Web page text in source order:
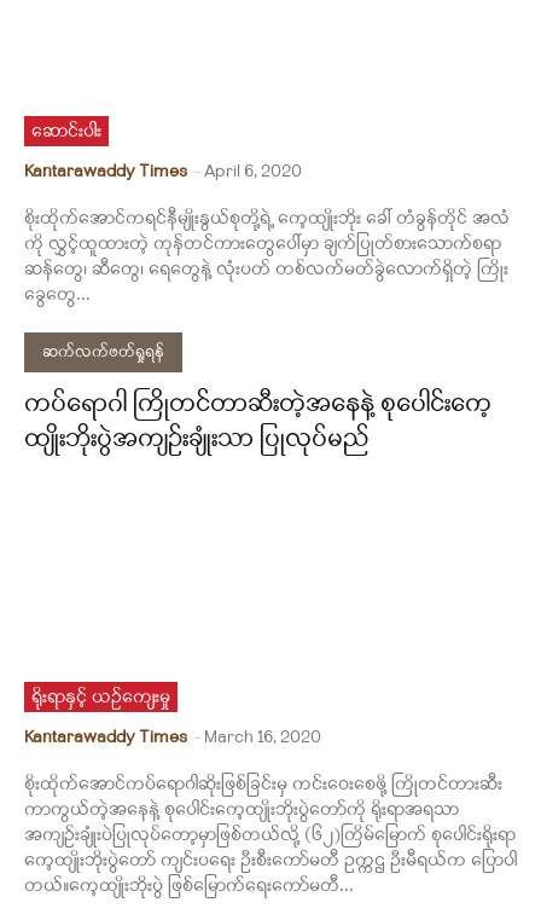
ဆောင်းပါး
Kantarawaddy Times -April 6, 2020
စိုးထိုက်အောင်ကရင်နီမျိုးနွယ်စုတို့ရဲ့ ကေ့ထျိုးဘိုး ခေါ် တံခွန်တိုင် အလံ
ကို လွှင့်ထူထားတဲ့ ကုန်တင်ကားတွေပေါ်မှာ ချက်ပြုတ်စားသောက်စရာ
ဆန်တွေ၊ ဆီတွေ၊ ရေတွေနဲ့ လုံးပတ် တစ်လက်မတ်ခွဲလောက်ရှိတဲ့ ကြိုး
ခွေတွေ...
ဆက်လက်ဖတ်ရှုရန်
ကပ်ရောဂါ ကြိုတင်တာဆီးတဲ့အနေနဲ့ စုပေါင်းကေ့
ထျိုးဘိုးပွဲအကျဉ်းချုံးသာ ပြုလုပ်မည်
ရိုးရာနှင့် ယဉ်ကျေးမှု
Kantarawaddy Times - March 16, 2020
စိုးထိုက်အောင်ကပ်ရောဂါဆိုးဖြစ်ခြင်းမှ ကင်းဝေးစေဖို့ ကြိုတင်တားဆီး
ကာကွယ်တဲ့အနေနဲ့ စုပေါင်းကေ့ထျိုးဘိုးပွဲတော်ကို ရိုးရာအရသာ
အကျဉ်းချုံးပဲပြုလုပ်တော့မှာဖြစ်တယ်လို့ (၆၂)ကြိမ်မြောက် စုပေါင်းရိုးရာ
ကေ့ထျိုးဘိုးပွဲတော် ကျင်းပရေး ဦးစီးကော်မတီ ဥက္ကဌ ဦးမီရယ်က ပြောပါ
တယ်။ကေ့ထျိုးဘိုးပွဲ ဖြစ်မြောက်ရေးကော်မတီ...